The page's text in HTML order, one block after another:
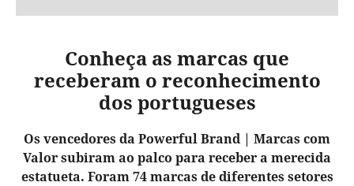
Conheça as marcas que
receberam o reconhecimento
dos portugueses
Os vencedores da Powerful Brand | Marcas com
Valor subiram ao palco para receber a merecida
estatueta. Foram 74 marcas de diferentes setores